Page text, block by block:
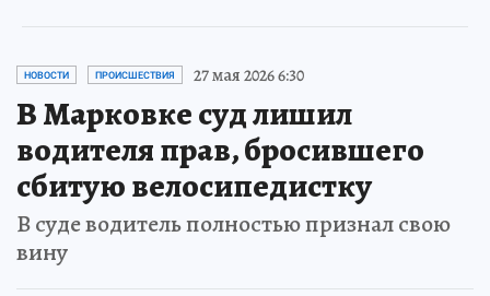
НОВОСТИ ПРОИСШЕСТВИЯ 27 мая 2026 6:30
В Марковке суд лишил
водителя прав, бросившего
сбитую велосипедистку
В суде водитель полностью признал свою
вину